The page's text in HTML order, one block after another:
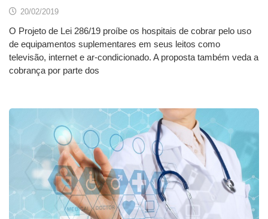
20/02/2019
O Projeto de Lei 286/19 proíbe os hospitais de cobrar pelo uso
de equipamentos suplementares em seus leitos como
televisão, internet e ar-condicionado. A proposta também veda a
cobrança por parte dos